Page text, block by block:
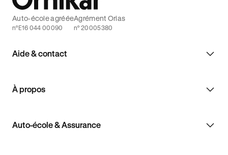
Aide & contact
À propos
Auto-école & Assurance
Auto-école agréée
n°E16 044 00090
Agrément Orias
n° 20005380